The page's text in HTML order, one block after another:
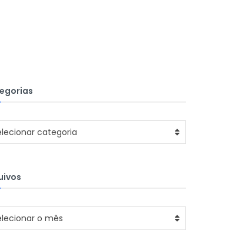
categoria
o mês